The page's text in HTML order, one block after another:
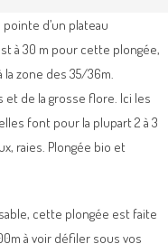
d’un plateau
à 30 m pour cette plongée,
la zone des 35/36m.
de la grosse flore. Ici les
font pour la plupart 2 à 3
raies. Plongée bio et
cette plongée est faite
à voir défiler sous vos